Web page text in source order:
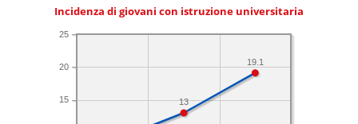
Incidenza di giovani con istruzione universitaria
15
20
25
19.1
13